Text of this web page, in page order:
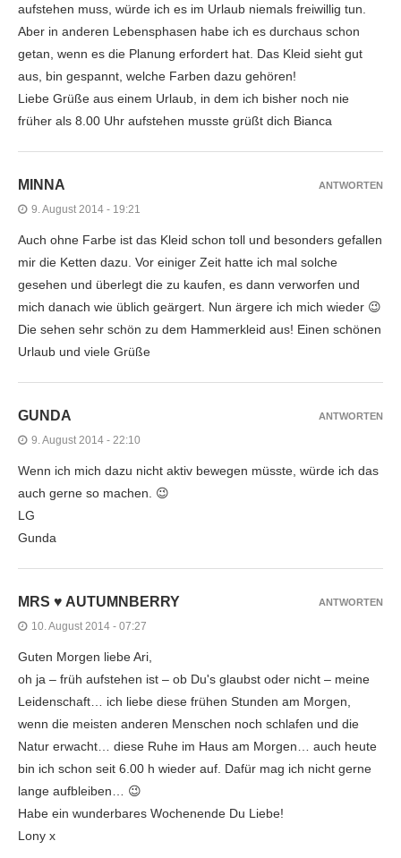
aufstehen muss, würde ich es im Urlaub niemals freiwillig tun.
Aber in anderen Lebensphasen habe ich es durchaus schon
getan, wenn es die Planung erfordert hat. Das Kleid sieht gut
aus, bin gespannt, welche Farben dazu gehören!
Liebe Grüße aus einem Urlaub, in dem ich bisher noch nie
früher als 8.00 Uhr aufstehen musste grüßt dich Bianca
MINNA
9. August 2014 - 19:21
Auch ohne Farbe ist das Kleid schon toll und besonders gefallen
mir die Ketten dazu. Vor einiger Zeit hatte ich mal solche
gesehen und überlegt die zu kaufen, es dann verworfen und
mich danach wie üblich geärgert. Nun ärgere ich mich wieder 😉
Die sehen sehr schön zu dem Hammerkleid aus! Einen schönen
Urlaub und viele Grüße
ANTWORTEN
GUNDA
9. August 2014 - 22:10
Wenn ich mich dazu nicht aktiv bewegen müsste, würde ich das
auch gerne so machen. 😉
LG
Gunda
ANTWORTEN
MRS ♥ AUTUMNBERRY
10. August 2014 - 07:27
Guten Morgen liebe Ari,
oh ja – früh aufstehen ist – ob Du's glaubst oder nicht – meine
Leidenschaft… ich liebe diese frühen Stunden am Morgen,
wenn die meisten anderen Menschen noch schlafen und die
Natur erwacht… diese Ruhe im Haus am Morgen… auch heute
bin ich schon seit 6.00 h wieder auf. Dafür mag ich nicht gerne
lange aufbleiben… 😉
Habe ein wunderbares Wochenende Du Liebe!
Lony x
ANTWORTEN